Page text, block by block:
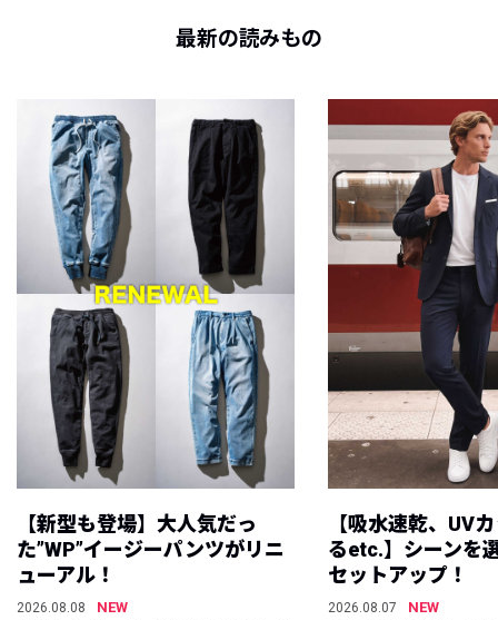
最新の読みもの
【新型も登場】大人気だっ
た”WP”イージーパンツがリニ
ューアル！
2026.08.08
NEW
【吸水速乾、UV
るetc.】シーンを
セットアップ！
2026.08.07
NEW